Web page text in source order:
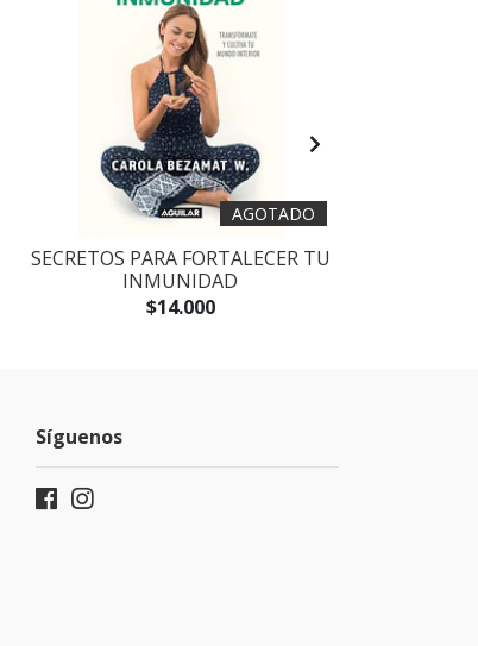
AGOTADO
SECRETOS PARA FORTALECER TU
INMUNIDAD
$14.000
Síguenos